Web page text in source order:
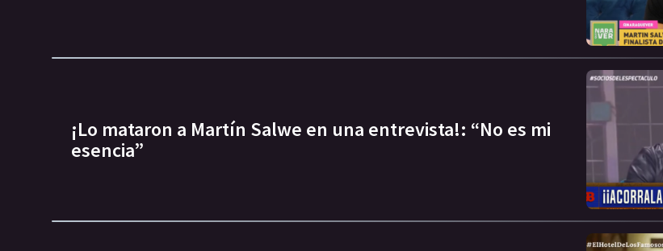
¡Lo mataron a Martín Salwe en una entrevista!: “No es mi
esencia”